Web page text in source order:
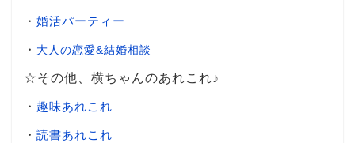
・ 婚活パーティー
・ 大人の恋愛&結婚相談
☆その他、横ちゃんのあれこれ♪
・ 趣味あれこれ
・ 読書あれこれ